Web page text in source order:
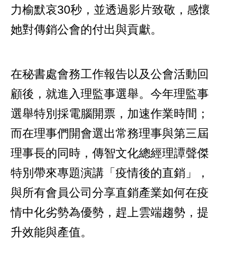
力榆默哀30秒，並透過影片致敬，感懷
她對傳銷公會的付出與貢獻。
在秘書處會務工作報告以及公會活動回
顧後，就進入理監事選舉。今年理監事
選舉特別採電腦開票，加速作業時間；
而在理事們開會選出常務理事與第三屆
理事長的同時，傳智文化總經理譚聲傑
特別帶來專題演講「疫情後的直銷」，
與所有會員公司分享直銷產業如何在疫
情中化劣勢為優勢，趕上雲端趨勢，提
升效能與產值。